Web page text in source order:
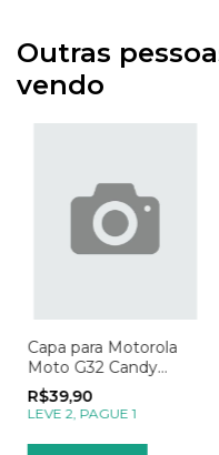
Outras
vendo
Capa para Motorola
Moto G32 Candy
Chocolate
R$39,90
LEVE 2, PAGUE 1